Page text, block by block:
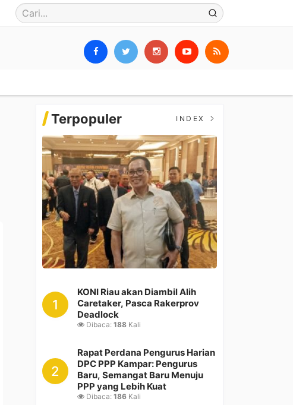
Terpopuler INDEX
1
KONI Riau akan Diambil Alih
Caretaker, Pasca Rakerprov
Deadlock
Dibaca:188 Kali
2
Rapat Perdana Pengurus Harian
DPC PPP Kampar: Pengurus
Baru, Semangat Baru Menuju
PPP yang Lebih Kuat
Dibaca:186 Kali